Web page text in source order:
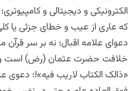
الکترونیکی و دیجیتالی و
که عاری از عیب و خطای جزئی یا
دعوای علامه اقبال؛ نه بر سر
خلافت حضرت عثمان (رض) است و
«ذالک الکتاب لاریب فیه»!؛